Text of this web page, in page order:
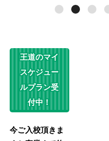
王道のマイ
スケジュー
ルプラン受
付中！
今ご入校頂きま